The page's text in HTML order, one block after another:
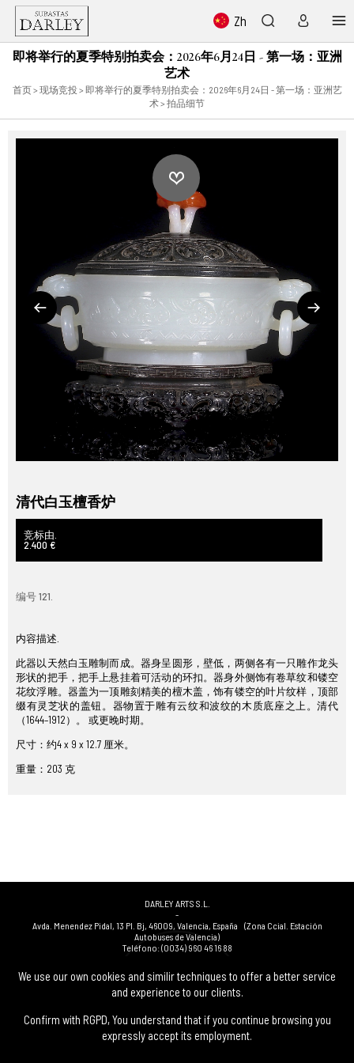
We use our own cookies and similir techniques to offer a better service
and experience to our clients.
Confirm with RGPD, You understand that if you continue browsing you
expressly accept its employment.
Zh
即将举行的夏季特别拍卖会：2026年6月24日 - 第一场：亚洲
艺术
首页> 现场竞投 > 即将举行的夏季特别拍卖会：2026年6月24日 - 第一场：亚洲艺
术> 拍品细节
清代白玉檀香炉
竞标由.
2.400 €
编号 121.
内容描述.
此器以天然白玉雕制而成。器身呈圆形，壁低，两侧各有一只雕作龙头
形状的把手，把手上悬挂着可活动的环扣。器身外侧饰有卷草纹和镂空
花纹浮雕。器盖为一顶雕刻精美的檀木盖，饰有镂空的叶片纹样，顶部
缀有灵芝状的盖钮。器物置于雕有云纹和波纹的木质底座之上。清代
（1644–1912）。 或更晚时期。
尺寸：约4 x 9 x 12.7 厘米。
重量：203 克
DARLEY ARTS S.L.
-
Avda. Menendez Pidal, 13 Pl. Bj, 46009, Valencia, España (Zona Ccial. Estación
Autobuses de Valencia)
Teléfono:(0034) 960 46 16 88
(0034) 963 40 48 21
-
(0034) 669 53 68 89 (solo WhatsApp)
info@subastasdarley.com